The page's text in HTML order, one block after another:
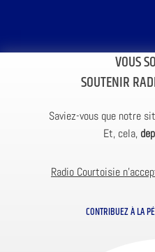
VOUS
SOUTENIR
Saviez-vous que notre
Et, cela,
Radio Courtoisie
CONTRIBUEZ À LA